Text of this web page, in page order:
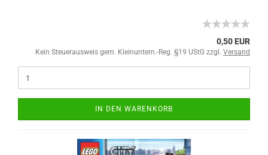
0,50 EUR
Kein Steuerausweis gem. Kleinuntern.-Reg. §19 UStG zzgl. Versand
IN DEN WARENKORB